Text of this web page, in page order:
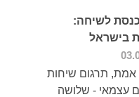
לשיחה:
אמת, תרגום שיחות
עצמאי - שלושה